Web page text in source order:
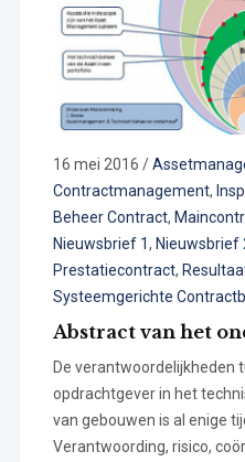
16 mei 2016 /
Contractmanagement,
Beheer Contract,
Nieuwsbrief 1, Nieuwsbrief
Prestatiecontract,
Systeemgerichte
Abstract van het
De verantwoordelijkheden
opdrachtgever in het
van gebouwen is al enige
Verantwoording, risico,